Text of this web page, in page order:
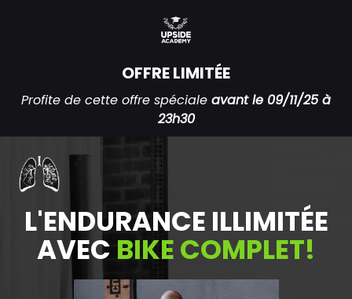
OFFRE LIMITÉE
Profite de cette offre spéciale avant le 09/11/25 à
23h30
L'ENDURANCE ILLIMITÉE
AVEC BIKE COMPLET!